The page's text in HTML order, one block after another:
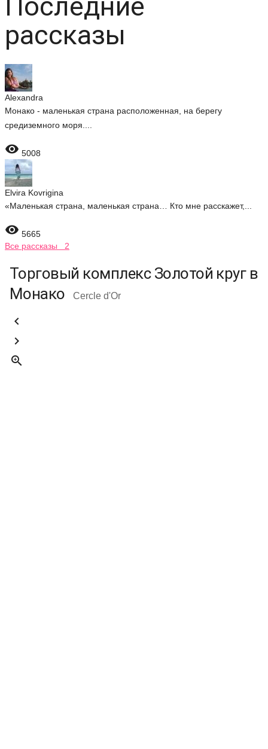
рассказы
Alexandra
Монако - маленькая страна расположенная, на берегу
средиземного моря....
 5008
Elvira Kovrigina
«Маленькая страна, маленькая страна… Кто мне расскажет,...
 5665
Все рассказы 2
Торговый комплекс Золотой круг в
Монако
Cercle d'Or


